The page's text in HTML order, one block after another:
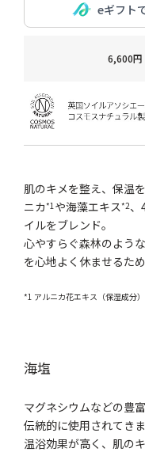
eギフト
6,600円
肌のキメを整え、保温
ニカ*1 や海藻エキス*2、
イルをブレンド。
心やすらぐ森林のよう
を心地よく休ませるた
*1 アルニカ花エキス（保湿成分
海塩
マグネシウムなどの豊
伝統的に使用されてきま
温浴効果が高く、肌の